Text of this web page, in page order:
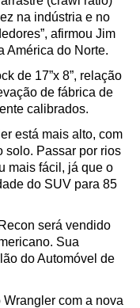
na indústria e no
afirmou Jim
América do Norte.
de 17”x 8”, relação
de fábrica de
calibrados.
está mais alto, com
solo. Passar por rios
mais fácil, já que o
do SUV para 85
será vendido
Sua
do Automóvel de
com a nova